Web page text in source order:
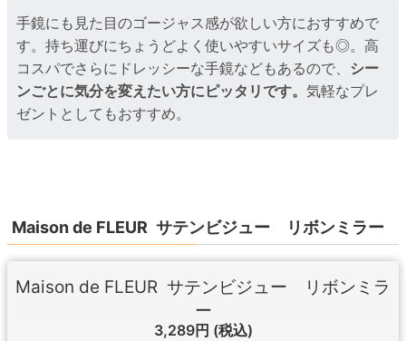
手鏡にも見た目のゴージャス感が欲しい方におすすめで
す。持ち運びにちょうどよく使いやすいサイズも◎。高
コスパでさらにドレッシーな手鏡などもあるので、 シー
ンごとに気分を変えたい方にピッタリです。気軽なプレ
ゼントとしてもおすすめ。
Maison de FLEUR サテンビジュー リボンミラー
Maison de FLEUR サテンビジュー リボンミラ
ー
3,289円 (税込)